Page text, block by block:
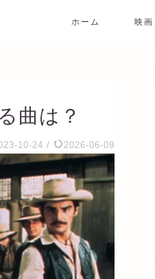
ホーム 映画
曲は？
10-24 / 2026-06-09